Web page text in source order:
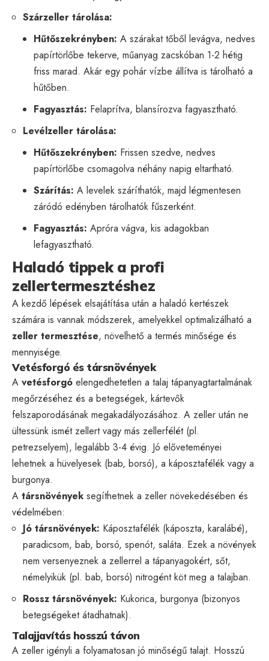
Szárzeller tárolása:
Hűtőszekrényben: A szárakat tőből levágva, nedves
papírtörlőbe tekerve, műanyag zacskóban 1-2 hétig
friss marad. Akár egy pohár vízbe állítva is tárolható a
hűtőben.
Fagyasztás: Felaprítva, blansírozva fagyasztható.
Levélzeller tárolása:
Hűtőszekrényben: Frissen szedve, nedves
papírtörlőbe csomagolva néhány napig eltartható.
Szárítás: A levelek száríthatók, majd légmentesen
záródó edényben tárolhatók fűszerként.
Fagyasztás: Apróra vágva, kis adagokban
lefagyasztható.
Haladó tippek a profi
zellertermesztéshez
A kezdő lépések elsajátítása után a haladó kertészek
számára is vannak módszerek, amelyekkel optimalizálható a
zeller termesztése, növelhető a termés minősége és
mennyisége.
Vetésforgó és társnövények
A vetésforgó elengedhetetlen a talaj tápanyagtartalmának
megőrzéséhez és a betegségek, kártevők
felszaporodásának megakadályozásához. A zeller után ne
ültessünk ismét zellert vagy más zellerfélét (pl.
petrezselyem), legalább 3-4 évig. Jó előveteményei
lehetnek a hüvelyesek (bab, borsó), a káposztafélék vagy a
burgonya.
A társnövények segíthetnek a zeller növekedésében és
védelmében:
Jó társnövények: Káposztafélék (káposzta, karalábé),
paradicsom, bab, borsó, spenót, saláta. Ezek a növények
nem versenyeznek a zellerrel a tápanyagokért, sőt,
némelyikük (pl. bab, borsó) nitrogént köt meg a talajban.
Rossz társnövények: Kukorica, burgonya (bizonyos
betegségeket átadhatnak).
Talajjavítás hosszú távon
A zeller igényli a folyamatosan jó minőségű talajt. Hosszú